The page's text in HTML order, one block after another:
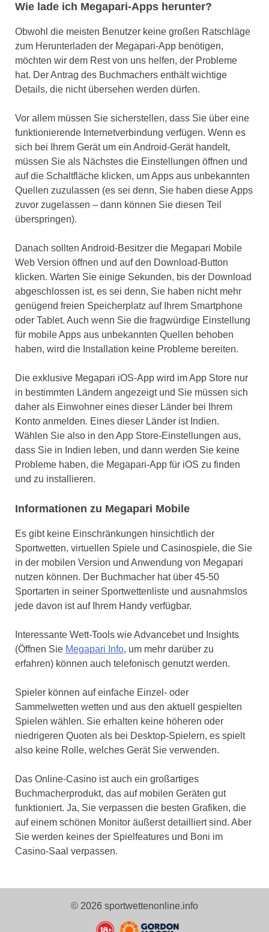
Wie lade ich Megapari-Apps herunter?
Obwohl die meisten Benutzer keine großen Ratschläge
zum Herunterladen der Megapari-App benötigen,
möchten wir dem Rest von uns helfen, der Probleme
hat. Der Antrag des Buchmachers enthält wichtige
Details, die nicht übersehen werden dürfen.
Vor allem müssen Sie sicherstellen, dass Sie über eine
funktionierende Internetverbindung verfügen. Wenn es
sich bei Ihrem Gerät um ein Android-Gerät handelt,
müssen Sie als Nächstes die Einstellungen öffnen und
auf die Schaltfläche klicken, um Apps aus unbekannten
Quellen zuzulassen (es sei denn, Sie haben diese Apps
zuvor zugelassen – dann können Sie diesen Teil
überspringen).
Danach sollten Android-Besitzer die Megapari Mobile
Web Version öffnen und auf den Download-Button
klicken. Warten Sie einige Sekunden, bis der Download
abgeschlossen ist, es sei denn, Sie haben nicht mehr
genügend freien Speicherplatz auf Ihrem Smartphone
oder Tablet. Auch wenn Sie die fragwürdige Einstellung
für mobile Apps aus unbekannten Quellen behoben
haben, wird die Installation keine Probleme bereiten.
Die exklusive Megapari iOS-App wird im App Store nur
in bestimmten Ländern angezeigt und Sie müssen sich
daher als Einwohner eines dieser Länder bei Ihrem
Konto anmelden. Eines dieser Länder ist Indien.
Wählen Sie also in den App Store-Einstellungen aus,
dass Sie in Indien leben, und dann werden Sie keine
Probleme haben, die Megapari-App für iOS zu finden
und zu installieren.
Informationen zu Megapari Mobile
Es gibt keine Einschränkungen hinsichtlich der
Sportwetten, virtuellen Spiele und Casinospiele, die Sie
in der mobilen Version und Anwendung von Megapari
nutzen können. Der Buchmacher hat über 45-50
Sportarten in seiner Sportwettenliste und ausnahmslos
jede davon ist auf Ihrem Handy verfügbar.
Interessante Wett-Tools wie Advancebet und Insights
(Öffnen Sie Megapari Info, um mehr darüber zu
erfahren) können auch telefonisch genutzt werden.
Spieler können auf einfache Einzel- oder
Sammelwetten wetten und aus den aktuell gespielten
Spielen wählen. Sie erhalten keine höheren oder
niedrigeren Quoten als bei Desktop-Spielern, es spielt
also keine Rolle, welches Gerät Sie verwenden.
Das Online-Casino ist auch ein großartiges
Buchmacherprodukt, das auf mobilen Geräten gut
funktioniert. Ja, Sie verpassen die besten Grafiken, die
auf einem schönen Monitor äußerst detailliert sind. Aber
Sie werden keines der Spielfeatures und Boni im
Casino-Saal verpassen.
© 2026 sportwettenonline.info